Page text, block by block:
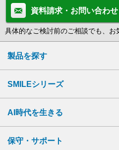
資料請求・お問い合わせ
具体的なご検討前のご相談でも、お
製品を探す
SMILEシリーズ
AI時代を生きる
保守・サポート